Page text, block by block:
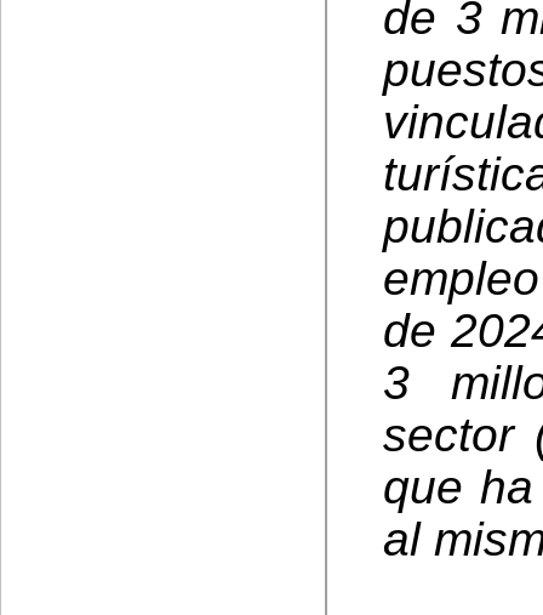
de 3
de
3
sector
que
al